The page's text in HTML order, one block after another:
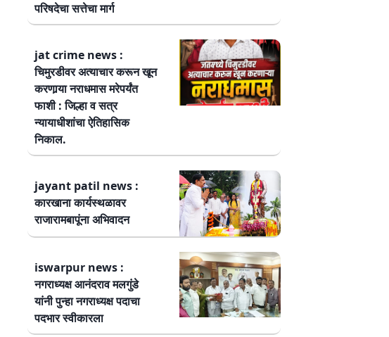
परिषदेचा सत्तेचा मार्ग
jat crime news :
चिमुरडीवर अत्याचार करून खून
करणार्‍या नराधमास मरेपर्यंत
फाशी : जिल्हा व सत्र
न्यायाधीशांचा ऐतिहासिक
निकाल.
jayant patil news :
कारखाना कार्यस्थळावर
राजारामबापूंना अभिवादन
iswarpur news :
नगराध्यक्ष आनंदराव मलगुंडे
यांनी पुन्हा नगराध्यक्ष पदाचा
पदभार स्वीकारला